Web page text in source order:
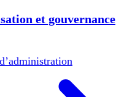
et gouvernance